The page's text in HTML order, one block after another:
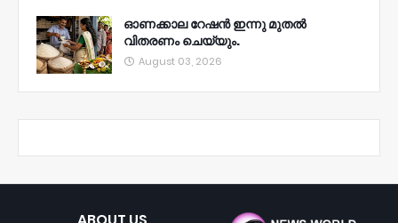
ഓണക്കാല റേഷൻ ഇന്നു മുതല്‍
വിതരണം ചെയ്യും.
August 03, 2026